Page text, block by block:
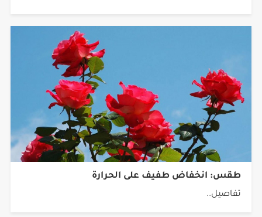
طقس: انخفاض طفيف على الحرارة
تفاصيل..